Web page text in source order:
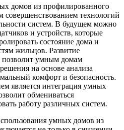
домов из профилированного
совершенствованием технологий
систем. В будущем можно
и устройств, которые
состояние дома и
жильцов. Развитие
позволит умным домам
на основе анализа
комфорт и безопасность.
является интеграция умных
обмениваться
работу различных систем.
умных домов из